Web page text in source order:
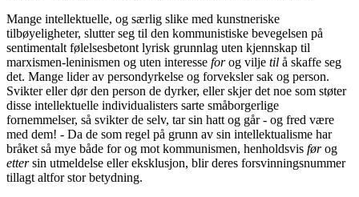
Mange intellektuelle, og særlig slike med kunstneriske
tilbøyeligheter, slutter seg til den kommunistiske bevegelsen på
sentimentalt følelsesbetont lyrisk grunnlag uten kjennskap til
marxismen-leninismen og uten interesse forog vilje til å skaffe seg
det. Mange lider av persondyrkelse og forveksler sak og person.
Svikter eller dør den person de dyrker, eller skjer det noe som støter
disse intellektuelle individualisters sarte småborgerlige
fornemmelser, så svikter de selv, tar sin hatt og går - og fred være
med dem! - Da de som regel på grunn av sin intellektualisme har
bråket så mye både for og mot kommunismen, henholdsvis førog
ettersin utmeldelse eller eksklusjon, blir deres forsvinningsnummer
tillagt altfor stor betydning.